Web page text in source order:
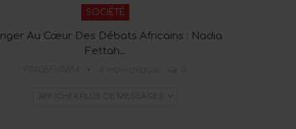
SOCIÉTÉ
Au Cœur Des Débats Africains : Nadia
Fettah…
AFFICHER PLUS DE MESSAGES